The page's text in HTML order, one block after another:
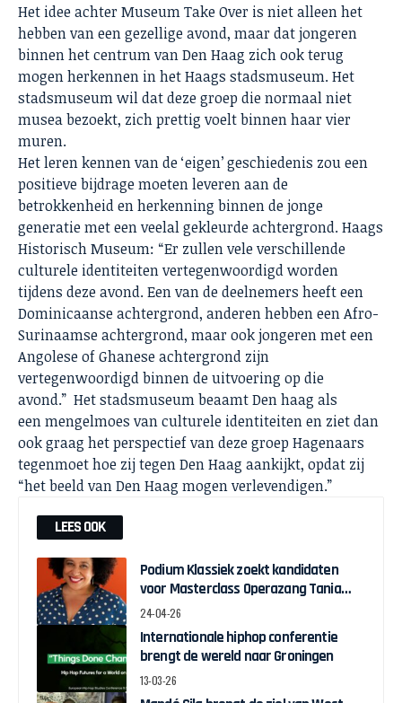
Het idee achter Museum Take Over is niet alleen het
hebben van een gezellige avond, maar dat jongeren
binnen het centrum van Den Haag zich ook terug
mogen herkennen in het Haags stadsmuseum. Het
stadsmuseum wil dat deze groep die normaal niet
musea bezoekt, zich prettig voelt binnen haar vier
muren.
Het leren kennen van de ‘eigen’ geschiedenis zou een
positieve bijdrage moeten leveren aan de
betrokkenheid en herkenning binnen de jonge
generatie met een veelal gekleurde achtergrond. Haags
Historisch Museum: “Er zullen vele verschillende
culturele identiteiten vertegenwoordigd worden
tijdens deze avond. Een van de deelnemers heeft een
Dominicaanse achtergrond, anderen hebben een Afro-
Surinaamse achtergrond, maar ook jongeren met een
Angolese of Ghanese achtergrond zijn
vertegenwoordigd binnen de uitvoering op die
avond.” Het stadsmuseum beaamt Den haag als
een mengelmoes van culturele identiteiten en ziet dan
ook graag het perspectief van deze groep Hagenaars
tegenmoet hoe zij tegen Den Haag aankijkt, opdat zij
“het beeld van Den Haag mogen verlevendigen.”
LEES OOK
Podium Klassiek zoekt kandidaten
voor Masterclass Operazang Tania
Kross
24-04-26
Internationale hiphop conferentie
brengt de wereld naar Groningen
13-03-26